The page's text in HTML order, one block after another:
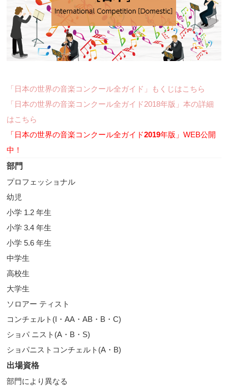
「日本の世界の音楽コンクール全ガイド」もくじはこちら
「日本の世界の音楽コンクール全ガイド2018年版」本の詳細
はこちら
「日本の世界の音楽コンクール全ガイド2019年版」WEB公開
中！
部門
プロフェッショナル
幼児
小学 1.2 年生
小学 3.4 年生
小学 5.6 年生
中学生
高校生
大学生
ソロアー ティスト
コンチェルト(I・AA・AB・B・C)
ショパ ニスト(A・B・S)
ショパニストコンチェルト(A・B)
出場資格
部門により異なる